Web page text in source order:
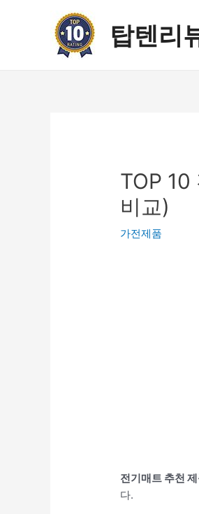
탑텐리
TOP 10
비교)
가전제품
전기매트 추천
다.